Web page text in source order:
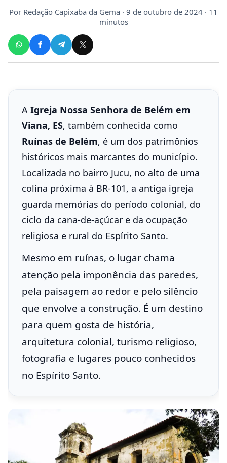
Por Redação Capixaba da Gema · 9 de outubro de 2024 · 11
minutos
A Igreja Nossa Senhora de Belém em
Viana, ES, também conhecida como
Ruínas de Belém, é um dos patrimônios
históricos mais marcantes do município.
Localizada no bairro Jucu, no alto de uma
colina próxima à BR-101, a antiga igreja
guarda memórias do período colonial, do
ciclo da cana-de-açúcar e da ocupação
religiosa e rural do Espírito Santo.
Mesmo em ruínas, o lugar chama
atenção pela imponência das paredes,
pela paisagem ao redor e pelo silêncio
que envolve a construção. É um destino
para quem gosta de história,
arquitetura colonial, turismo religioso,
fotografia e lugares pouco conhecidos
no Espírito Santo.